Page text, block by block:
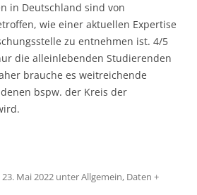
in Deutschland sind von
wie einer aktuellen Expertise
zu entnehmen ist. 4/5
die alleinlebenden Studierenden
brauche es weitreichende
bspw. der Kreis der
23. Mai 2022 unterAllgemein, Daten +